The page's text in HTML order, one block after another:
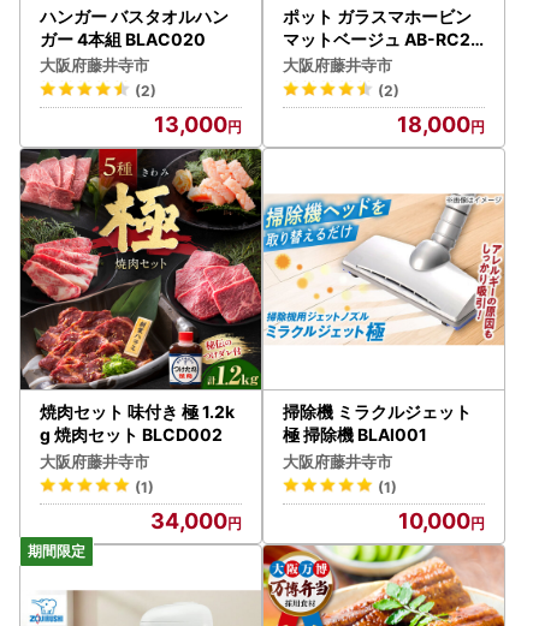
ハンガー バスタオルハン
ガー 4本組 BLAC020
大阪府藤井寺市
(2)
13,000
ポット ガラスマホービン
マットベージュ AB-RC22
ポット BLAA003
大阪府藤井寺市
(2)
18,000
焼肉セット 味付き 極 1.2k
g 焼肉セット BLCD002
大阪府藤井寺市
(1)
34,000
掃除機 ミラクルジェット
極 掃除機 BLAI001
大阪府藤井寺市
(1)
10,000